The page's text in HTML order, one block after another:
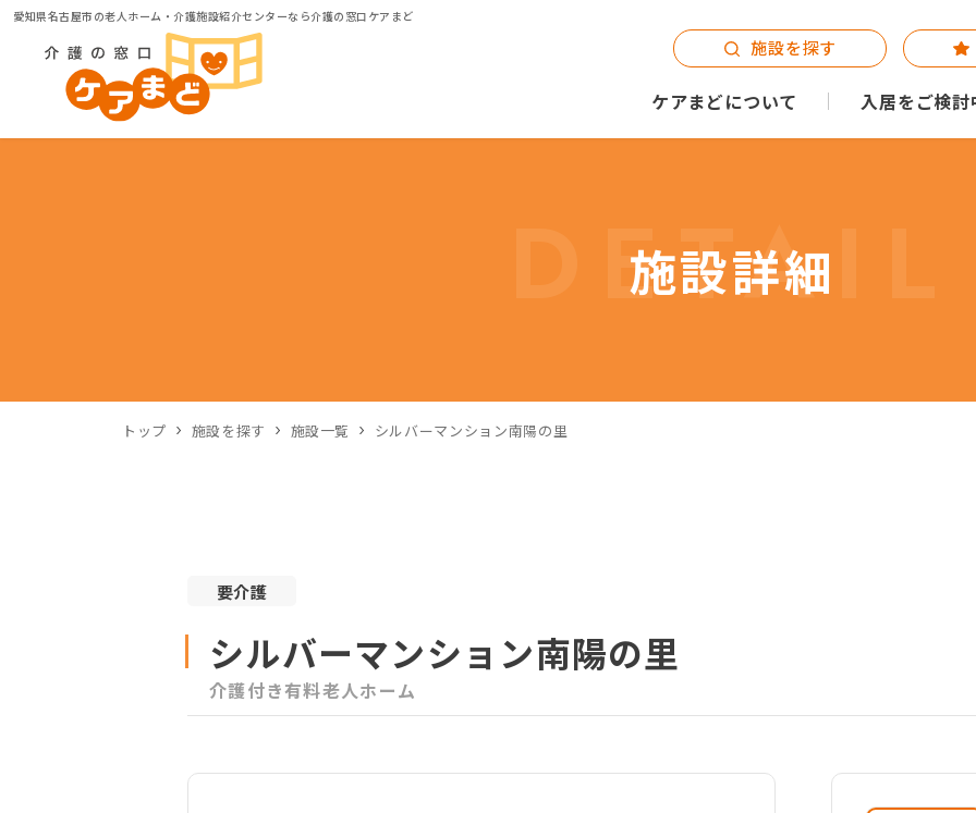
愛知県名古屋市の老人ホーム・介護施設紹介センターなら介護の窓口ケアまど
ケアまどについて 入居をご検
施設を探す
DETAIL
施設詳細
トップ 施設を探す 施設一覧 シルバーマンション南陽の里
要介護
シルバーマンション南陽の里
介護付き有料老人ホーム